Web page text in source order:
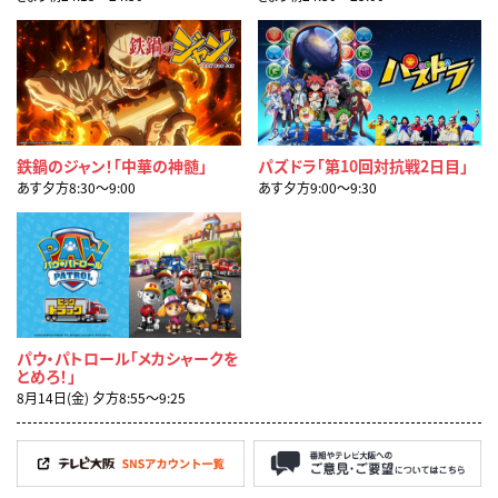
鉄鍋のジャン！「中華の神髄」
あす夕方8:30〜9:00
パズドラ「第10回対抗戦2日目」
あす夕方9:00〜9:30
パウ・パトロール「メカシャークを
とめろ！」
8月14日(金) 夕方8:55〜9:25